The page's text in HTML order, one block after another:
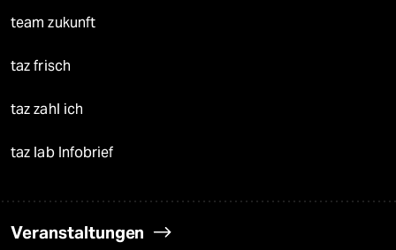
team zukunft
taz frisch
taz zahl ich
taz lab Infobrief
Veranstaltungen